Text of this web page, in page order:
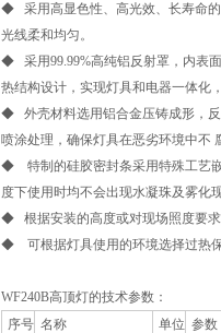
◆ 采用高显色性、高光效、长寿命的
光线柔和均匀。
◆ 采用99.99%高纯铝反射罩，内表
热结构设计，实现灯具和电器一体化
◆ 外壳材料选用铝合金压铸成形，反
喷涂处理，确保灯具在恶劣环境中不
◆ 特制的硅胶密封条采用特殊工艺嵌
度下使用时均不会出现水凝珠及雾化
◆ 根据安装的高度或对现场照度要
◆ 可根据灯具使用的环境选择过热
WF240B高顶灯的技术参数：
序号 名称 单位 参数